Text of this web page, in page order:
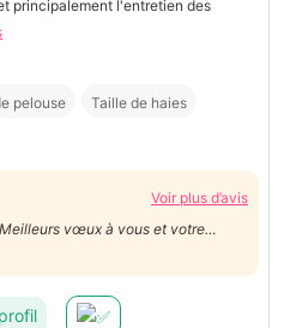
principalement l'entretien des
pelouse Taille de haies
Voir plus d’avis
vœux à vous et votre